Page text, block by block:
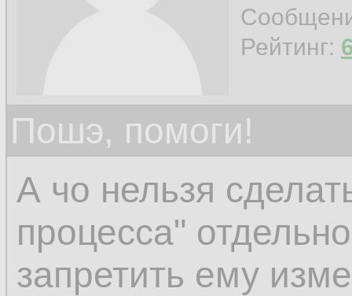
connection with
Рейтинг:
Пошэ, помоги!
А чо нельзя
процесса"
запретить ему